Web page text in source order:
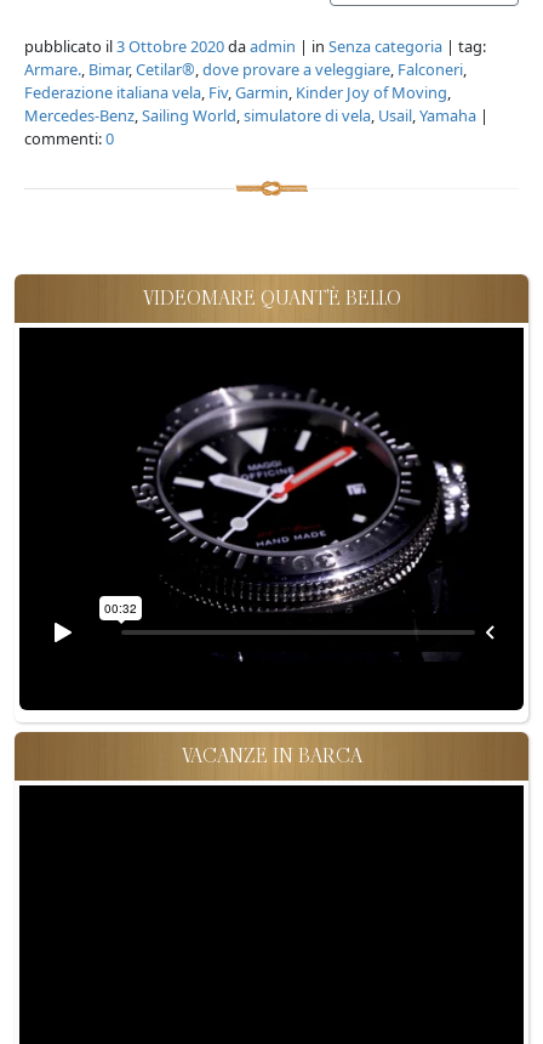
pubblicato il3 Ottobre 2020daadmin | in Senza categoria | tag:
Armare., Bimar,Cetilar®,dove provare a veleggiare, Falconeri,
Federazione italiana vela, Fiv,Garmin, Kinder Joy of Moving,
Mercedes-Benz,Sailing World,simulatore di vela, Usail,Yamaha |
commenti:0
VIDEOMARE QUANT'È BELLO
VACANZE IN BARCA